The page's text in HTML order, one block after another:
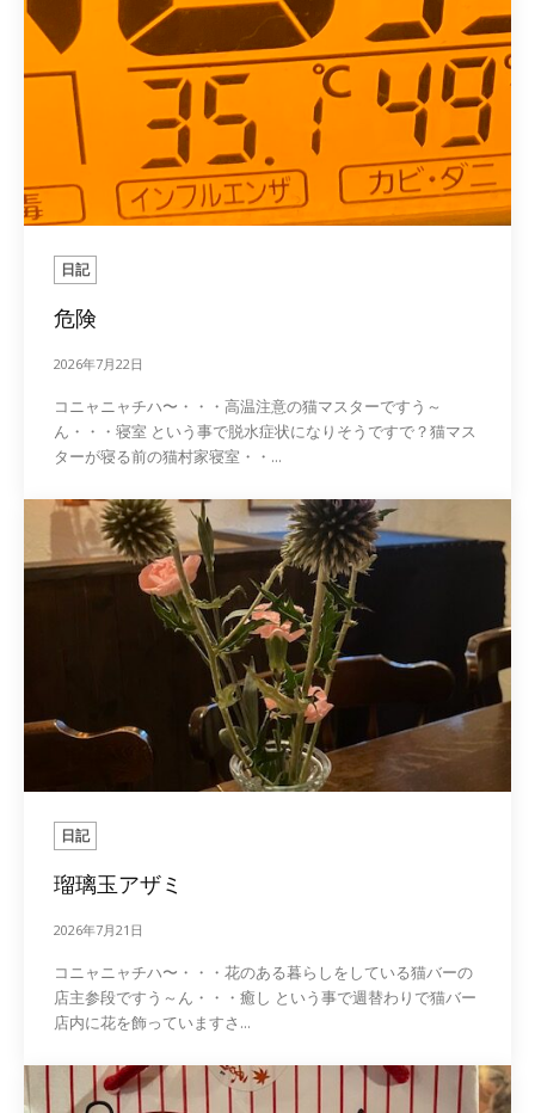
日記
危険
2026年7月22日
コニャニャチハ〜・・・高温注意の猫マスターですう～
ん・・・寝室 という事で脱水症状になりそうですで？猫マス
ターが寝る前の猫村家寝室・・...
日記
瑠璃玉アザミ
2026年7月21日
コニャニャチハ〜・・・花のある暮らしをしている猫バーの
店主参段ですう～ん・・・癒し という事で週替わりで猫バー
店内に花を飾っていますさ...